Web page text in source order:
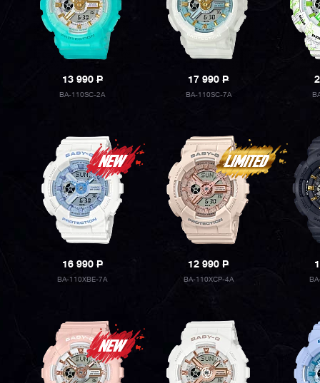
13 990P
BA-110SC-2A
17 990P
BA-110SC-7A
16 990P
BA-110XBE-7A
12 990P
BA-110XCP-4A